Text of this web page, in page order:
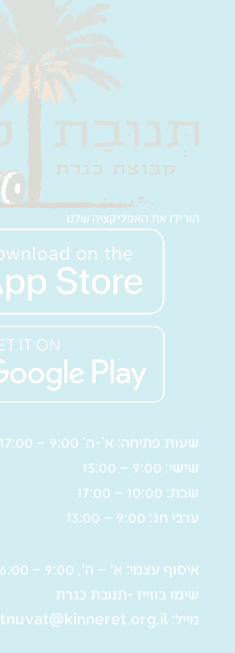
הורידו את האפליקציה שלנו
שעות פתיחה: א’-ה’ 9:00 – 17:00
שישי: 9:00 – 15:00
שבת: 10:00 – 17:00
ערבי חג: 9:00 – 13:00
איסוף עצמי: א' – ה', 9:00 – 16:00
שימו בווייז -תנובת כנרת
מייל: tnuvat@kinneret.org.il